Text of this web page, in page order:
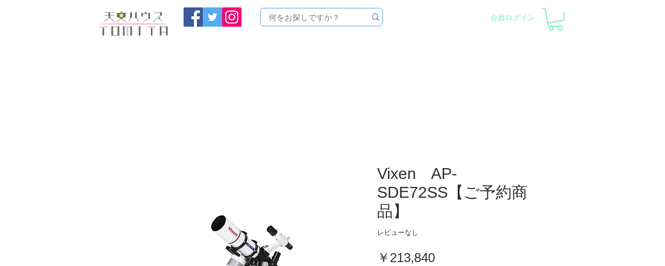
会員ログイン
Vixen AP-
SDE72SS【ご予約商
品】
レビューなし
￥213,840価